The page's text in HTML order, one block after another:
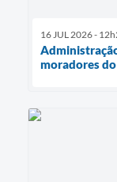
16 JUL 2026 -
moradores